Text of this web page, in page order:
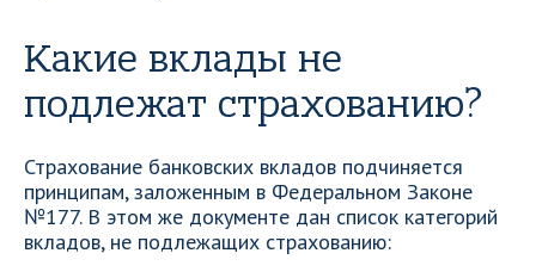
Какие вклады не
подлежат страхованию?
Страхование банковских вкладов подчиняется
принципам, заложенным в Федеральном Законе
№177. В этом же документе дан список категорий
вкладов, не подлежащих страхованию: